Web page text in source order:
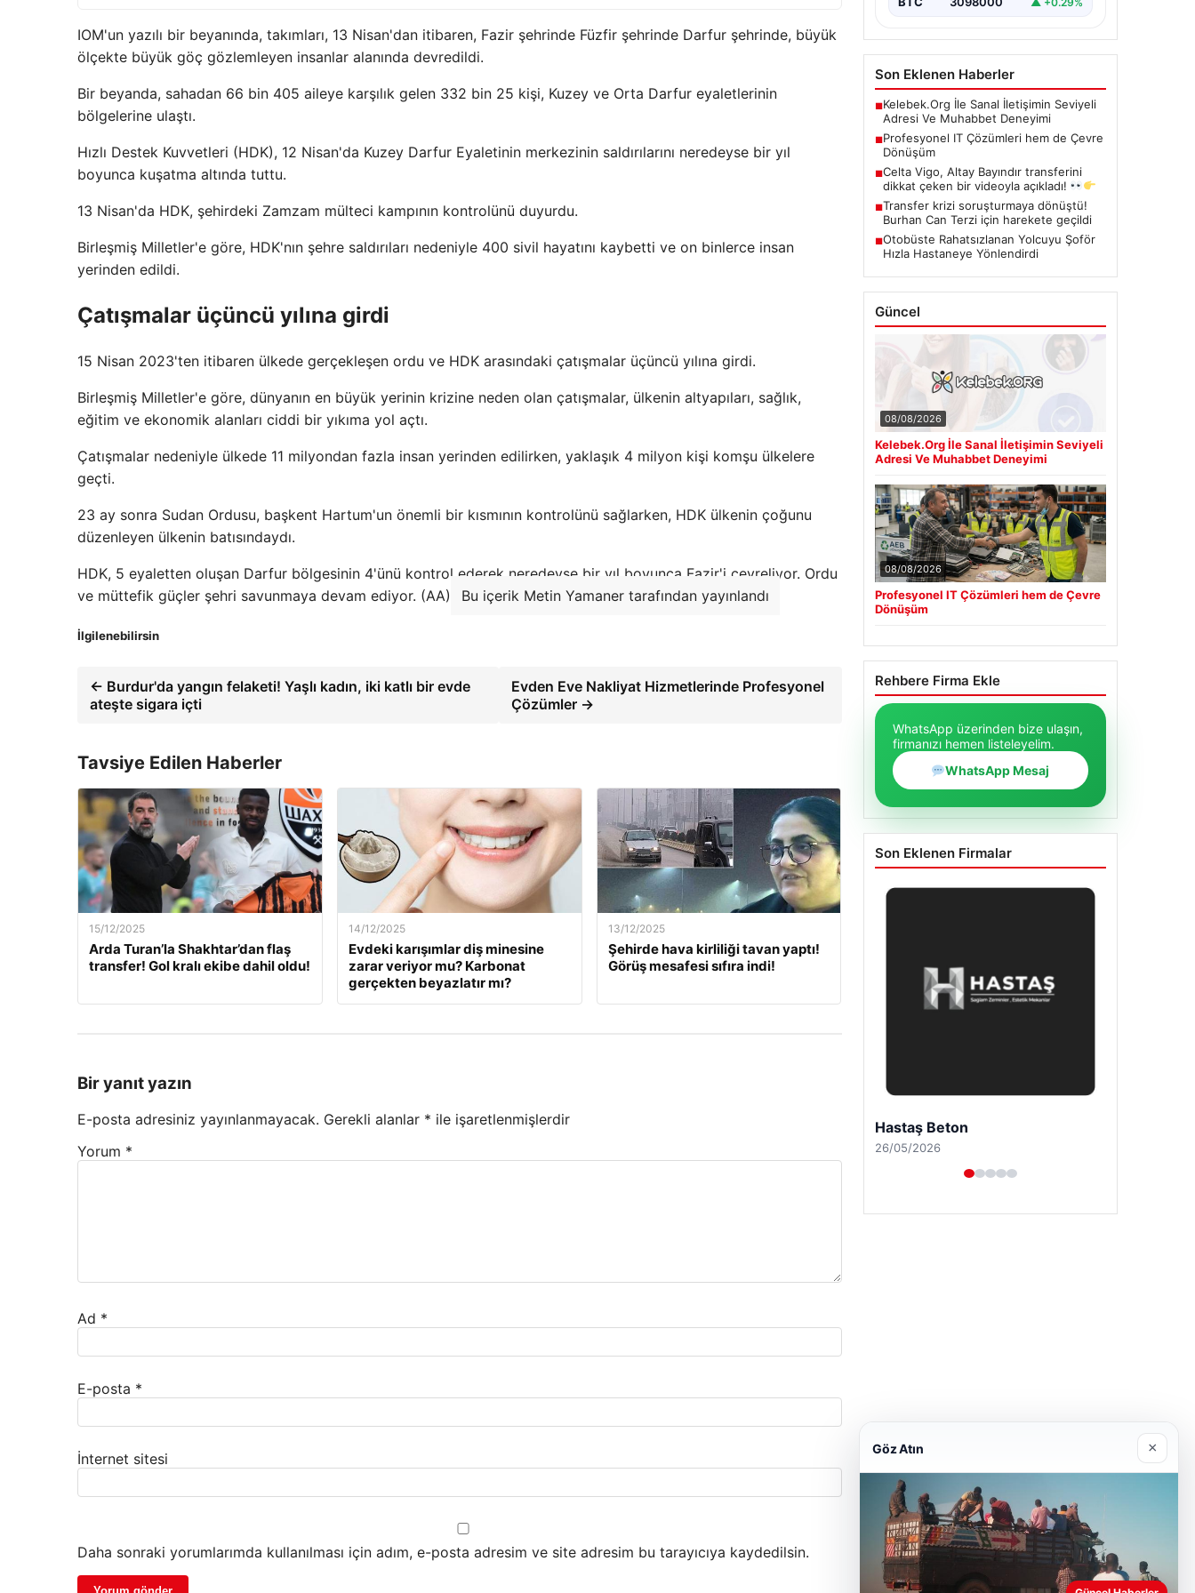
IOM'un yazılı bir beyanında, takımları, 13 Nisan'dan itibaren, Fazir şehrinde Füzfir şehrinde Darfur şehrinde, büyük
ölçekte büyük göç gözlemleyen insanlar alanında devredildi.
Bir beyanda, sahadan 66 bin 405 aileye karşılık gelen 332 bin 25 kişi, Kuzey ve Orta Darfur eyaletlerinin
bölgelerine ulaştı.
Hızlı Destek Kuvvetleri (HDK), 12 Nisan'da Kuzey Darfur Eyaletinin merkezinin saldırılarını neredeyse bir yıl
boyunca kuşatma altında tuttu.
13 Nisan'da HDK, şehirdeki Zamzam mülteci kampının kontrolünü duyurdu.
Birleşmiş Milletler'e göre, HDK'nın şehre saldırıları nedeniyle 400 sivil hayatını kaybetti ve on binlerce insan
yerinden edildi.
Çatışmalar üçüncü yılına girdi
15 Nisan 2023'ten itibaren ülkede gerçekleşen ordu ve HDK arasındaki çatışmalar üçüncü yılına girdi.
Birleşmiş Milletler'e göre, dünyanın en büyük yerinin krizine neden olan çatışmalar, ülkenin altyapıları, sağlık,
eğitim ve ekonomik alanları ciddi bir yıkıma yol açtı.
Çatışmalar nedeniyle ülkede 11 milyondan fazla insan yerinden edilirken, yaklaşık 4 milyon kişi komşu ülkelere
geçti.
23 ay sonra Sudan Ordusu, başkent Hartum'un önemli bir kısmının kontrolünü sağlarken, HDK ülkenin çoğunu
düzenleyen ülkenin batısındaydı.
HDK, 5 eyaletten oluşan Darfur bölgesinin 4'ünü kontrol ederek neredeyse bir yıl boyunca Fazir'i çevreliyor. Ordu
ve müttefik güçler şehri savunmaya devam ediyor. (AA)
Bu içerik Metin Yamaner tarafından yayınlandı
İlgilenebilirsin
← Burdur'da yangın felaketi! Yaşlı kadın, iki katlı bir evde
ateşte sigara içti
Evden Eve Nakliyat Hizmetlerinde Profesyonel
Çözümler →
Tavsiye Edilen Haberler
15/12/2025
Arda Turan’la Shakhtar’dan flaş
transfer! Gol kralı ekibe dahil oldu!
14/12/2025
Evdeki karışımlar diş minesine
zarar veriyor mu? Karbonat
gerçekten beyazlatır mı?
13/12/2025
Şehirde hava kirliliği tavan yaptı!
Görüş mesafesi sıfıra indi!
Bir yanıt yazın
E-posta adresiniz yayınlanmayacak. Gerekli alanlar * ile işaretlenmişlerdir
Yorum *
Ad *
E-posta *
İnternet sitesi
Daha sonraki yorumlarımda kullanılması için adım, e-posta adresim ve site adresim bu tarayıcıya kaydedilsin.
Son Eklenen Haberler
■Kelebek.Org İle Sanal İletişimin Seviyeli
Adresi Ve Muhabbet Deneyimi
■Profesyonel IT Çözümleri hem de Çevre
Dönüşüm
■Celta Vigo, Altay Bayındır transferini
dikkat çeken bir videoyla açıkladı!
■Transfer krizi soruşturmaya dönüştü!
Burhan Can Terzi için harekete geçildi
■Otobüste Rahatsızlanan Yolcuyu Şoför
Hızla Hastaneye Yönlendirdi
Güncel
08/08/2026
Kelebek.Org İle Sanal İletişimin Seviyeli
Adresi Ve Muhabbet Deneyimi
08/08/2026
Profesyonel IT Çözümleri hem de Çevre
Dönüşüm
Rehbere Firma Ekle
WhatsApp üzerinden bize ulaşın,
firmanızı hemen listeleyelim.
WhatsApp Mesaj
Son Eklenen Firmalar
Enes Kaplan Avukatlık Bürosu
28/04/2026
Göz Atın ×